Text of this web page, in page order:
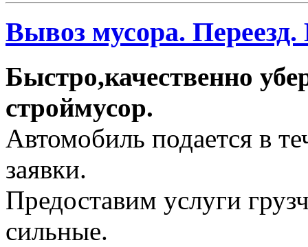
Вывоз мусора.
Быстро,качественно
строймусор.
Автомобиль подается в
заявки.
Предоставим услуги
сильные.